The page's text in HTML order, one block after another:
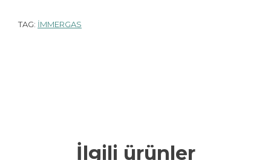
TAG: İMMERGAS
İlgili ürünler